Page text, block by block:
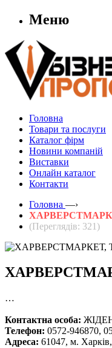
Меню
Головна
Товари та послуги
Каталог фірм
Новини компаній
Виставки
Онлайн каталог
Контакти
Головна —›
(Переглядів: 321)
…
Контактна особа:
Телефон: 0572-946870,
Адреса: 61047, м.